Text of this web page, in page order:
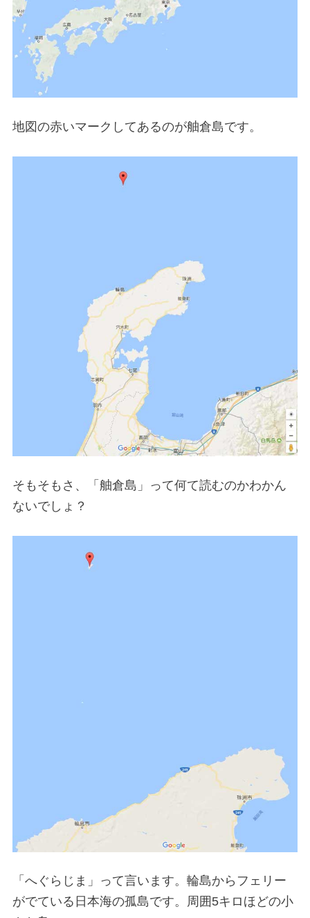
地図の赤いマークしてあるのが舳倉島です。
そもそもさ、「舳倉島」って何て読むのかわかん
ないでしょ？
「へぐらじま」って言います。輪島からフェリー
がでている日本海の孤島です。周囲5キロほどの小